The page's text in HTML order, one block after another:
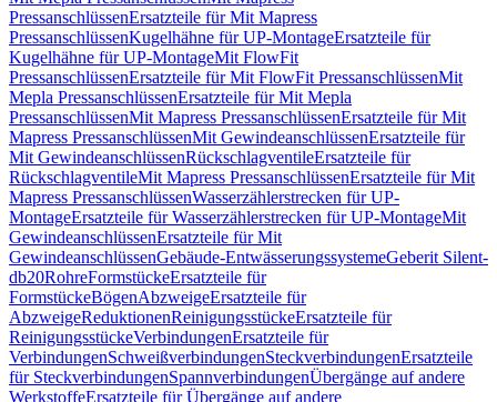
PressanschlüssenErsatzteile für Mit Mapress
PressanschlüssenKugelhähne für UP-MontageErsatzteile für
Kugelhähne für UP-MontageMit FlowFit
PressanschlüssenErsatzteile für Mit FlowFit PressanschlüssenMit
Mepla PressanschlüssenErsatzteile für Mit Mepla
PressanschlüssenMit Mapress PressanschlüssenErsatzteile für Mit
Mapress PressanschlüssenMit GewindeanschlüssenErsatzteile für
Mit GewindeanschlüssenRückschlagventileErsatzteile für
RückschlagventileMit Mapress PressanschlüssenErsatzteile für Mit
Mapress PressanschlüssenWasserzählerstrecken für UP-
MontageErsatzteile für Wasserzählerstrecken für UP-MontageMit
GewindeanschlüssenErsatzteile für Mit
GewindeanschlüssenGebäude-EntwässerungssystemeGeberit Silent-
db20RohreFormstückeErsatzteile für
FormstückeBögenAbzweigeErsatzteile für
AbzweigeReduktionenReinigungsstückeErsatzteile für
ReinigungsstückeVerbindungenErsatzteile für
VerbindungenSchweißverbindungenSteckverbindungenErsatzteile
für SteckverbindungenSpannverbindungenÜbergänge auf andere
WerkstoffeErsatzteile für Übergänge auf andere